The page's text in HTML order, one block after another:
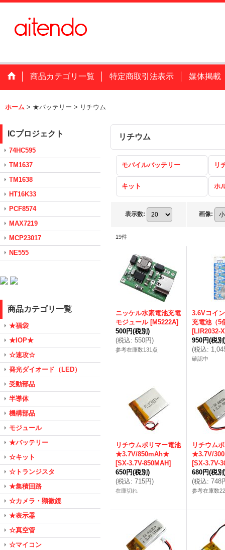
商品カテゴリ一覧 特定商取引法表示 媒体掲載
ホーム > ★バッテリー > リチウム
ICプロジェクト
74HC595
TM1637
TM1638
HT16K33
PCF8574
MAX7219
MCP23017
NE555
商品カテゴリ一覧
★福袋
★IOP★
☆速攻☆
発光ダイオード（LED）
受動部品
半導体
機構部品
モジュール
★バッテリー
☆キット
☆トランジスタ
★集積回路
☆カメラ・顕微鏡
★表示器
☆真空管
☆マイコン
リチウム
モバイルバッテリー リ
キット ホ
表示数: 画像:
19件
ニッケル水素電池充電
モジュール [M5222A]
500円(税別)
(税込: 550円)
参考在庫数131点
3.6Vコイ
充電池（5
[LIR2032-
950円(税別
(税込:
確認中
リチウムポリマー電池
★3.7V/850mAh★
[SX-3.7V-850MAH]
650円(税別)
(税込: 715円)
在庫切れ
リチウム
★3.7V/
[SX-3.7V-
680円(税別
(税込: 748
参考在庫数